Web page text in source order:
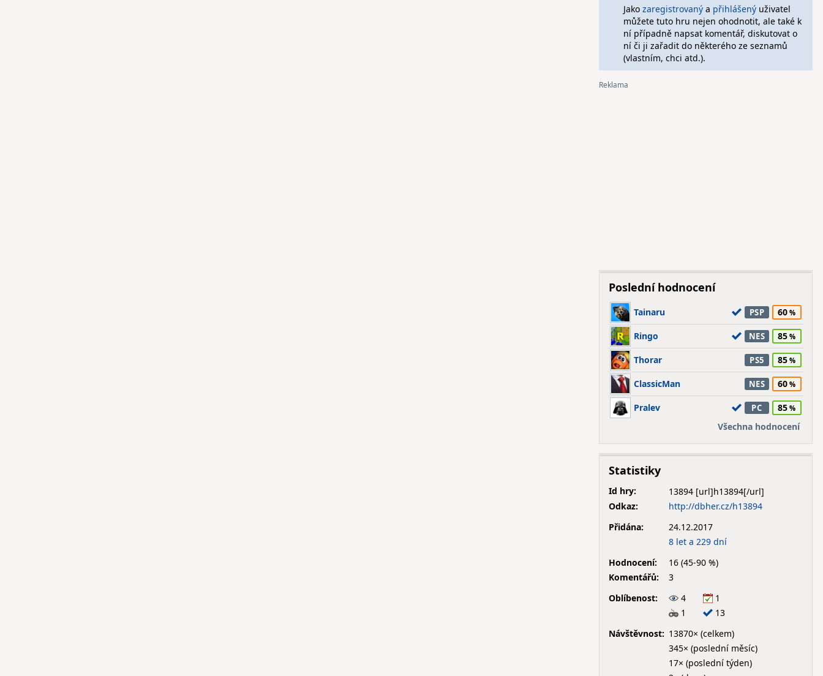
Jako zaregistrovanýa přihlášenýuživatel
můžete tuto hru nejen ohodnotit, ale také k
ní případně napsat komentář, diskutovat o
ní či ji zařadit do některého ze seznamů
(vlastním, chci atd.).
Poslední hodnocení
Tainaru PSP 60
Ringo NES 85
Thorar PS5 85
ClassicMan NES 60
Pralev PC
85
Všechna hodnocení
Statistiky
Id hry:
13894
Odkaz:
http://dbher.cz/h13894
Přidána:
24.12.2017
8 let a 229 dní
Hodnocení:
16 (45-90 %)
Komentářů:
3
Oblíbenost:
4
1
1
13
Návštěvnost: 13870× (celkem)
345× (poslední měsíc)
17× (poslední týden)